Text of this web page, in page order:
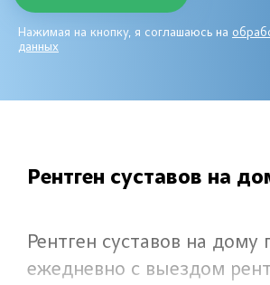
Нажимая на кнопку, я соглашаюсь на
данных
Рентген суставов на
Рентген суставов на дому
ежедневно с выездом